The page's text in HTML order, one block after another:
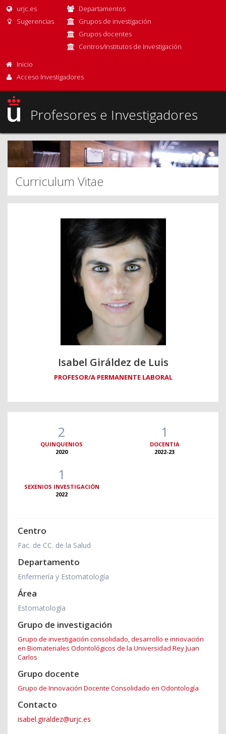
urjc.es
Sugerencias
Departamentos
Grupos de investigación
Grupos docentes
Centros/Institutos de Investigación
Inicio
Acceso Investigadores
Profesores e Investigadores
Curriculum Vitae
Isabel Giráldez de Luis
PROFESOR/A PERMANENTE LABORAL
2
QUINQUENIOS
2020
1
DOCENTIA
2022-23
1
SEXENIOS INVESTIGACIÓN
2022
Centro
Fac. de CC. de la Salud
Departamento
Enfermería y Estomatología
Área
Estomatología
Grupo de investigación
Grupo de investigación consolidado, desarrollo e innovación
en Biomateriales Odontológicos de la Universidad Rey Juan
Carlos
Grupo docente
Grupo de Innovación Docente Consolidado en Odontología
Contacto
isabel.giraldez@urjc.es